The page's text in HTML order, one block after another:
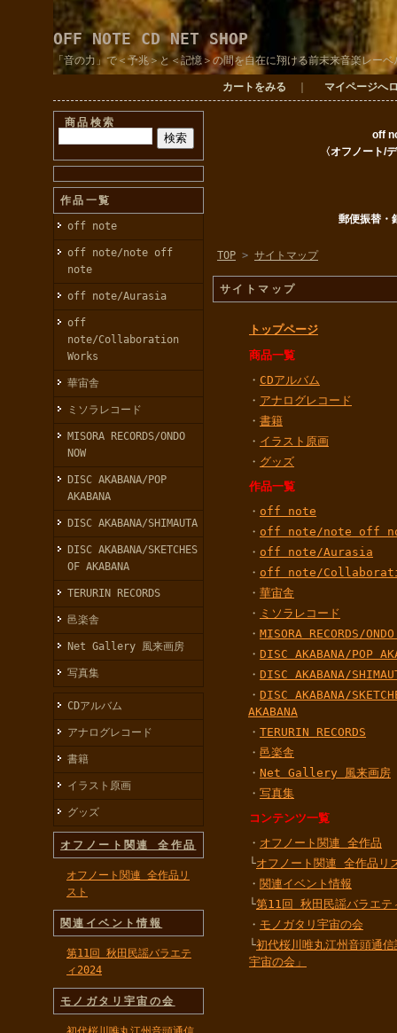
OFF NOTE CD NET SHOP
「音の力」で＜予兆＞と＜記憶＞の間を自在に翔ける前未来音楽レーベ
カートをみる マイページへ
商品検索
作品一覧
off note
off note/note off
note
off note/Aurasia
off
note/Collaboration
Works
華宙舎
ミソラレコード
MISORA RECORDS/ONDO
NOW
DISC AKABANA/POP
AKABANA
DISC AKABANA/SHIMAUTA
DISC AKABANA/SKETCHES
OF AKABANA
TERURIN RECORDS
邑楽舎
Net Gallery 風来画房
写真集
CDアルバム
アナログレコード
書籍
イラスト原画
グッズ
オフノート関連 全作品
オフノート関連 全作品リ
スト
関連イベント情報
第11回 秋田民謡バラエテ
ィ2024
モノガタリ宇宙の会
off
〈オフノート/
郵便振替・
TOP > サイトマップ
サイトマップ
トップページ
商品一覧
・ CDアルバム
・ アナログレコード
・ 書籍
・ イラスト原画
・ グッズ
作品一覧
・ off note
・ off note/note off
・ off note/Aurasia
・ off note/
・ 華宙舎
・ ミソラレコード
・ MISORA RECORDS/ONDO
・ DISC AKABANA/POP
・ DISC AKABANA/
・ DISC AKABANA/
AKABANA
・ TERURIN RECORDS
・ 邑楽舎
・ Net Gallery 風来画房
・ 写真集
コンテンツ一覧
・ オフノート関連 全作品
└オフノート関連 全作品リ
・ 関連イベント情報
└第11回 秋田民謡バラエテ
・ モノガタリ宇宙の会
└初代桜川唯丸江州音頭通
宇宙の会」